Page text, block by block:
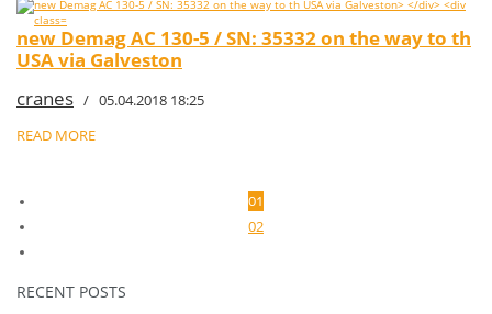
new Demag AC 130-5 / SN: 35332 on the way to th
USA via Galveston
cranes / 05.04.2018 18:25
READ MORE
01
02
RECENT POSTS